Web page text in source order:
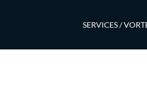
SERVICES /